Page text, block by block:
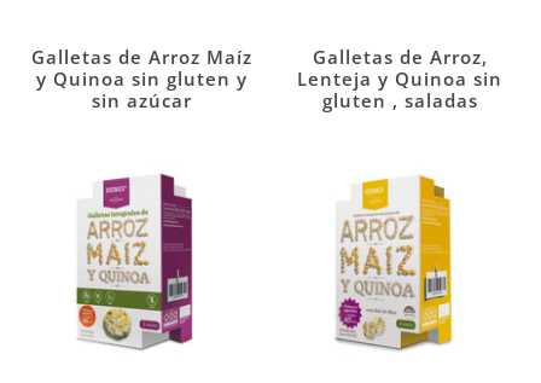
Galletas de Arroz Maíz
y Quinoa sin gluten y
sin azúcar
Galletas de Arroz,
Lenteja y Quinoa sin
gluten , saladas